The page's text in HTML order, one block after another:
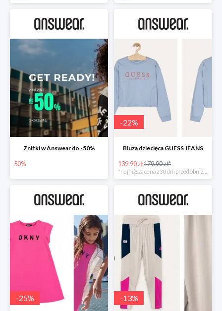
Zniżki w Answear do -50%
50%
-22%
Bluza dziecięca GUESS JEANS
139.90 zł179.90 zł*
-25% -13%